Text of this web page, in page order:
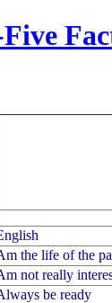
the life of the
not really
be ready